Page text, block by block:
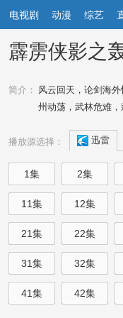
电视剧 动漫 综艺
霹雳侠影之
简介：
风云回天，论剑海
州动荡，武林危难
播放源选择： 迅雷
1集 2集
11集 12集
21集 22集
31集 32集
41集 42集